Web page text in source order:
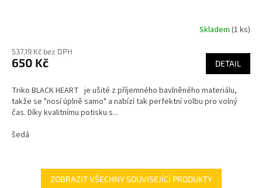
Skladem (1 ks)
537,19 Kč bez DPH
650 Kč DETAIL
Triko BLACK HEART je ušité z příjemného bavlněného materiálu,
takže se "nosí úplně samo" a nabízí tak perfektní volbu pro volný
čas. Díky kvalitnímu potisku s...
šedá
ZOBRAZIT VŠECHNY SOUVISEJÍCÍ PRODUKTY